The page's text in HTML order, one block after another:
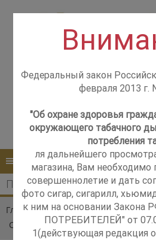
Контакты
Розничный магазин
м. Добрынинская,
+7 (499) 237-12-56
КАТАЛОГ МЕНЮ
Главная Каталог Сигары
La
Сигары La Galera Connecticut
Федеральный закон
февраля 2013 г.
"Об охране здоровья
окружающего табачного
потребления
ля дальнейшего
магазина, Вам необходимо
совершеннолетие и дать
фото сигар, сигарилл,
к ним на основании
ПОТРЕБИТЕЛЕЙ" от
1(действующая редакция